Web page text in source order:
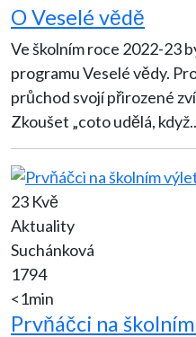
O Veselé vědě
Ve školním roce 2022-23
programu Veselé vědy.
průchod svojí přirozené
Zkoušet „coto udělá,
23 Kvě
Aktuality
Suchánková
1794
<1min
Prvňáčci na